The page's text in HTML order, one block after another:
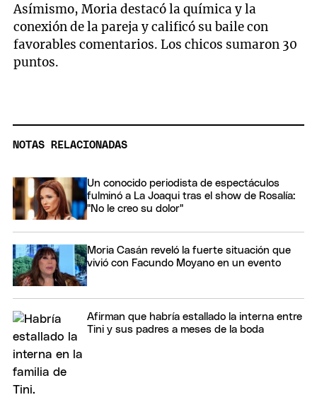
Asímismo, Moria destacó la química y la
conexión de la pareja y calificó su baile con
favorables comentarios. Los chicos sumaron 30
puntos.
NOTAS RELACIONADAS
Un conocido periodista de espectáculos
fulminó a La Joaqui tras el show de Rosalía:
"No le creo su dolor"
Moria Casán reveló la fuerte situación que
vivió con Facundo Moyano en un evento
Afirman que habría estallado la interna entre
Tini y sus padres a meses de la boda